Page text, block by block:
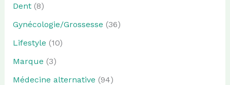
Dent(8)
Gynécologie/Grossesse (36)
Lifestyle (10)
Marque (3)
Médecine alternative (94)